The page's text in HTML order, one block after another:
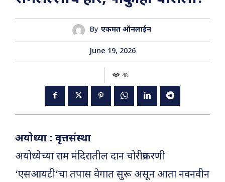
By एकमत ऑनलाईन
June 19, 2026
48
अयोध्या : वृत्तसंस्था
अयोध्येच्या राम मंदिरातील दान चोरीप्रकरणी
‘एसआयटी’चा तपास वेगात सुरू असून आता नवनवीन